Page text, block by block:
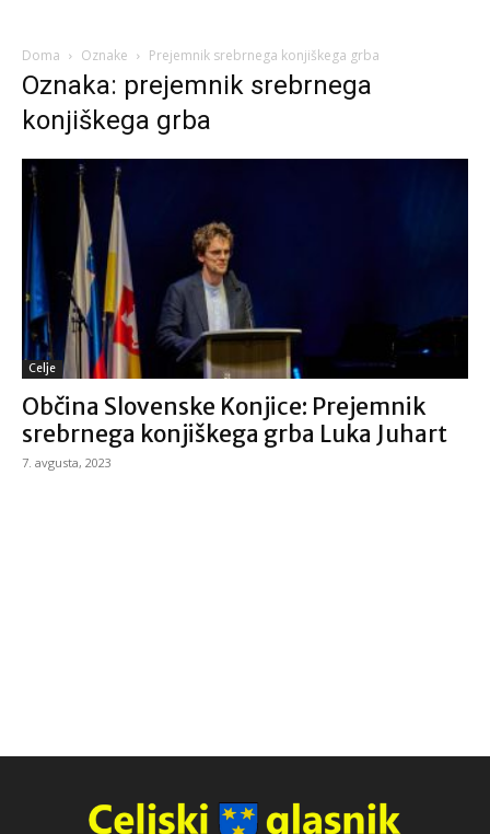
Doma Oznake Prejemnik srebrnega konjiškega grba
Oznaka: prejemnik srebrnega
konjiškega grba
Celje
Občina Slovenske Konjice: Prejemnik
srebrnega konjiškega grba Luka Juhart
7. avgusta, 2023